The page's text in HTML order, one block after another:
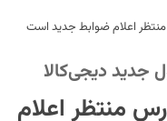
منتظر اعلام ضوابط جدید است
جدید دیجی‌کالا
منتظر اعلام